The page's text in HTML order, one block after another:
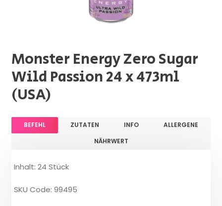
Monster Energy Zero Sugar
Wild Passion 24 x 473ml
(USA)
BEFEHL ZUTATEN INFO
ALLERGENE
NÄHRWERT
Inhalt: 24 Stück
SKU Code: 99495